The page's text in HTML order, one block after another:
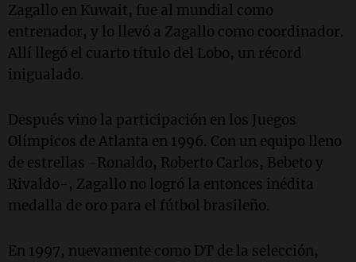
Zagallo en Kuwait, fue al mundial como
entrenador, y lo llevó a Zagallo como coordinador.
Allí llegó el cuarto título del Lobo, un récord
inigualado.
Después vino la participación en los Juegos
Olímpicos de Atlanta en 1996. Con un equipo lleno
de estrellas -Ronaldo, Roberto Carlos, Bebeto y
Rivaldo-, Zagallo no logró la entonces inédita
medalla de oro para el fútbol brasileño.
En 1997, nuevamente como DT de la selección,